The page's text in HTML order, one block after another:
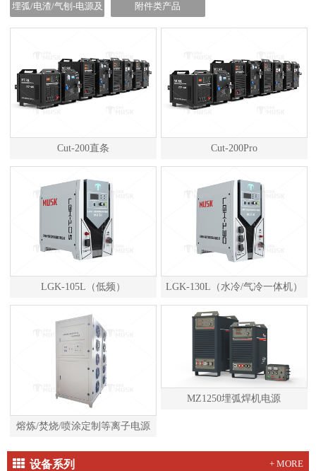
埋弧/电渣/气刨-电源及
小车
附件类产品
Cut-200直条 Cut-200Pro
LGK-105L（低频） LGK-130L（水冷/气冷一体机）
熔炼/焚烧/喷涂定制等离子电源
MZ1250埋弧焊机电源
设备系列 + MORE